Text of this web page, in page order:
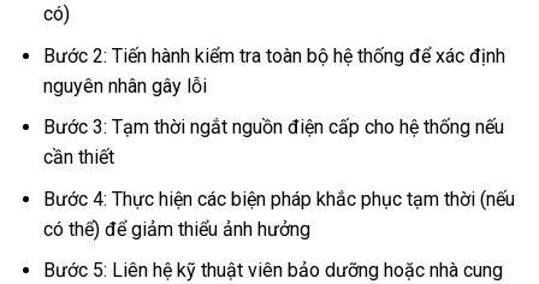
có)
Bước 2: Tiến hành kiểm tra toàn bộ hệ thống để xác định
nguyên nhân gây lỗi
Bước 3: Tạm thời ngắt nguồn điện cấp cho hệ thống nếu
cần thiết
Bước 4: Thực hiện các biện pháp khắc phục tạm thời (nếu
có thể) để giảm thiểu ảnh hưởng
Bước 5: Liên hệ kỹ thuật viên bảo dưỡng hoặc nhà cung